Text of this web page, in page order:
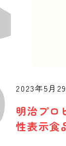
2023年5月
明治プロ
性表示食